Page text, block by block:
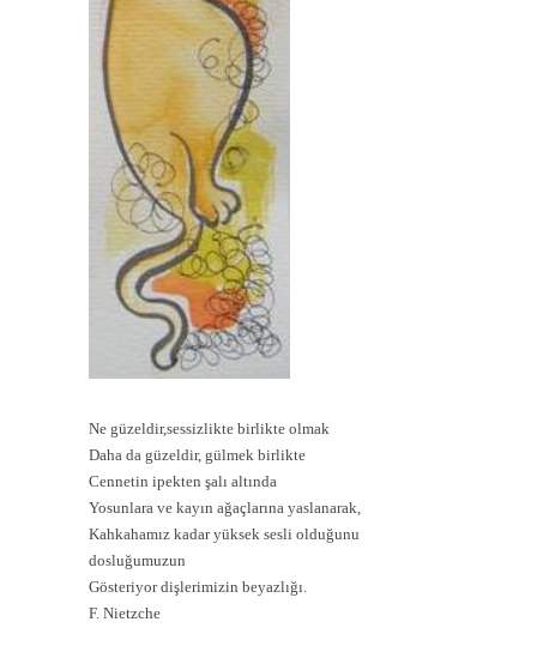
Ne güzeldir,sessizlikte birlikte olmak
Daha da güzeldir, gülmek birlikte
Cennetin ipekten şalı altında
Yosunlara ve kayın ağaçlarına yaslanarak,
Kahkahamız kadar yüksek sesli olduğunu
dosluğumuzun
Gösteriyor dişlerimizin beyazlığı.
F. Nietzche